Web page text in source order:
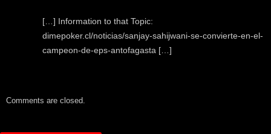
[…] Information to that Topic:
dimepoker.cl/noticias/sanjay-sahijwani-se-convierte-en-el-
campeon-de-eps-antofagasta […]
Comments are closed.